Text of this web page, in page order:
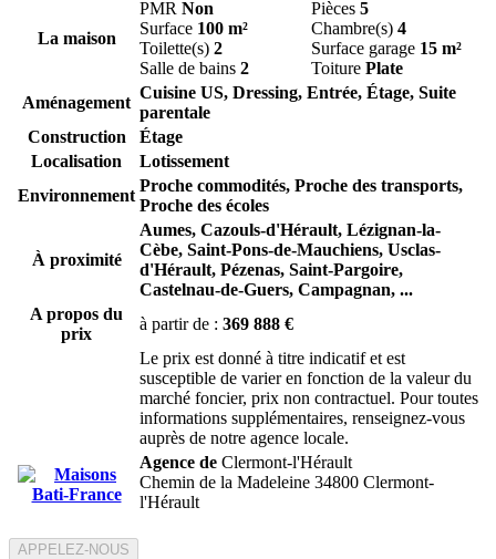
La maison
PMR Non
Surface 100 m²
Toilette(s) 2
Salle de bains 2
Pièces 5
Chambre(s) 4
Surface garage 15 m²
Toiture Plate
Aménagement
Cuisine US, Dressing, Entrée, Étage, Suite
parentale
Construction
Étage
Localisation
Lotissement
Environnement
Proche commodités, Proche des transports,
Proche des écoles
À proximité
Aumes, Cazouls-d'Hérault, Lézignan-la-
Cèbe, Saint-Pons-de-Mauchiens, Usclas-
d'Hérault, Pézenas, Saint-Pargoire,
Castelnau-de-Guers, Campagnan, ...
A propos du
prix
à partir de : 369 888 €
Le prix est donné à titre indicatif et est
susceptible de varier en fonction de la valeur du
marché foncier, prix non contractuel. Pour toutes
informations supplémentaires, renseignez-vous
auprès de notre agence locale.
Agence de Clermont-l'Hérault
Chemin de la Madeleine 34800 Clermont-
l'Hérault
APPELEZ-NOUS